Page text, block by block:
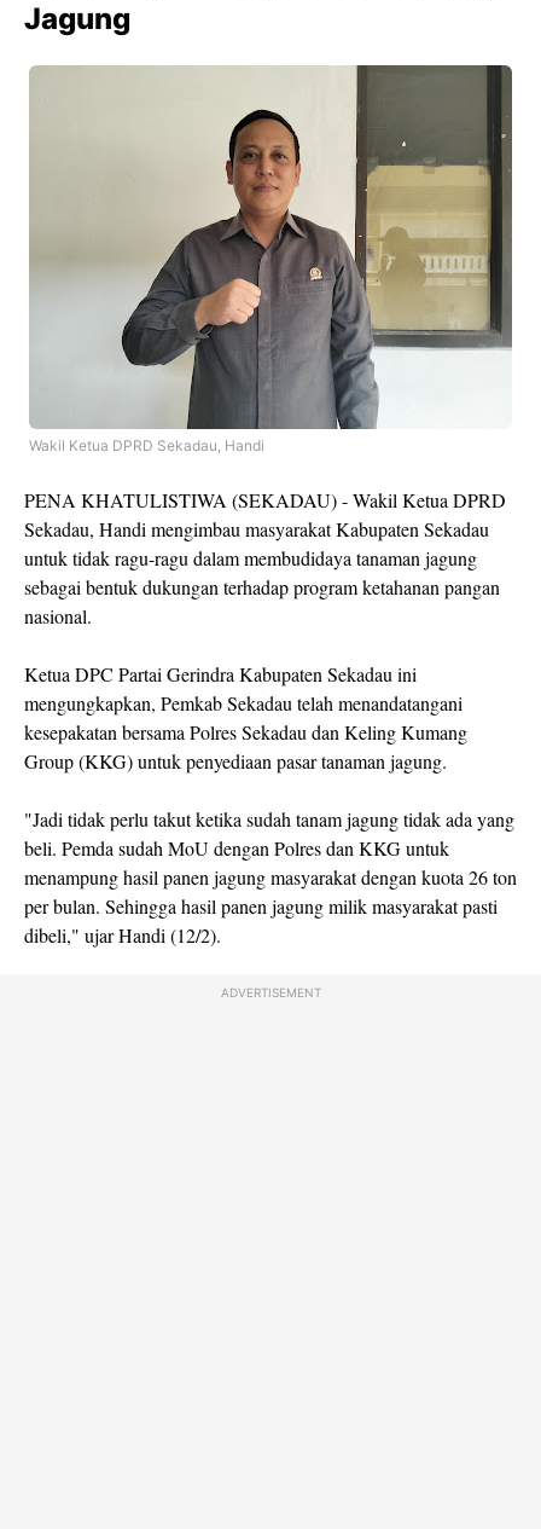
Jagung
Wakil Ketua DPRD Sekadau, Handi
PENA KHATULISTIWA (SEKADAU) - Wakil Ketua DPRD
Sekadau, Handi mengimbau masyarakat Kabupaten Sekadau
untuk tidak ragu-ragu dalam membudidaya tanaman jagung
sebagai bentuk dukungan terhadap program ketahanan pangan
nasional.
Ketua DPC Partai Gerindra Kabupaten Sekadau ini
mengungkapkan, Pemkab Sekadau telah menandatangani
kesepakatan bersama Polres Sekadau dan Keling Kumang
Group (KKG) untuk penyediaan pasar tanaman jagung.
"Jadi tidak perlu takut ketika sudah tanam jagung tidak ada yang
beli. Pemda sudah MoU dengan Polres dan KKG untuk
menampung hasil panen jagung masyarakat dengan kuota 26 ton
per bulan. Sehingga hasil panen jagung milik masyarakat pasti
dibeli," ujar Handi (12/2).
ADVERTISEMENT